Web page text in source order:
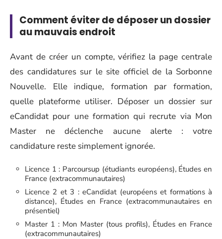
Comment éviter de déposer un dossier
au mauvais endroit
Avant de créer un compte, vérifiez la page centrale
des candidatures sur le site officiel de la Sorbonne
Nouvelle. Elle indique, formation par formation,
quelle plateforme utiliser. Déposer un dossier sur
eCandidat pour une formation qui recrute via Mon
Master ne déclenche aucune alerte : votre
candidature reste simplement ignorée.
Licence 1 : Parcoursup (étudiants européens), Études en
France (extracommunautaires)
Licence 2 et 3 : eCandidat (européens et formations à
distance), Études en France (extracommunautaires en
présentiel)
Master 1 : Mon Master (tous profils), Études en France
(extracommunautaires)